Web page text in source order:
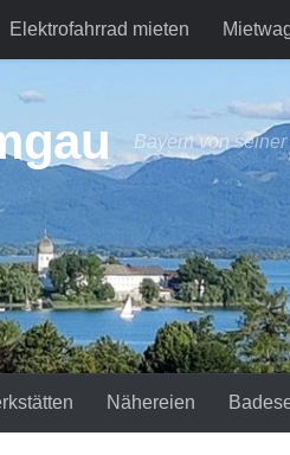
Elektrofahrrad mieten
Bayern von
Nähereien